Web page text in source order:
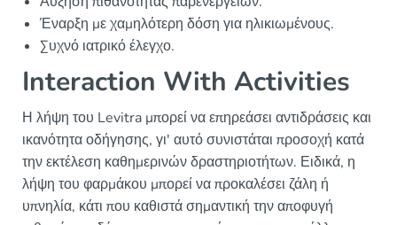
Έναρξη με χαμηλότερη δόση για ηλικιωμένους.
Συχνό ιατρικό έλεγχο.
Interaction With Activities
Η λήψη του Levitra μπορεί να επηρεάσει αντιδράσεις και
ικανότητα οδήγησης, γι' αυτό συνιστάται προσοχή κατά
την εκτέλεση καθημερινών δραστηριοτήτων. Ειδικά, η
λήψη του φαρμάκου μπορεί να προκαλέσει ζάλη ή
υπνηλία, κάτι που καθιστά σημαντική την αποφυγή